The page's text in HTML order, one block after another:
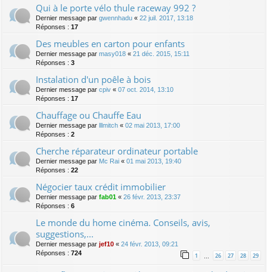
Qui à le porte vélo thule raceway 992 ?
Dernier message par gwennhadu « 22 juil. 2017, 13:18
Réponses : 17
Des meubles en carton pour enfants
Dernier message par masy018 « 21 déc. 2015, 15:11
Réponses : 3
Instalation d'un poêle à bois
Dernier message par cpiv « 07 oct. 2014, 13:10
Réponses : 17
Chauffage ou Chauffe Eau
Dernier message par lllmitch « 02 mai 2013, 17:00
Réponses : 2
Cherche réparateur ordinateur portable
Dernier message par Mc Rai « 01 mai 2013, 19:40
Réponses : 22
Négocier taux crédit immobilier
Dernier message par fab01 « 26 févr. 2013, 23:37
Réponses : 6
Le monde du home cinéma. Conseils, avis,
suggestions,...
Dernier message par jef10 « 24 févr. 2013, 09:21
Réponses : 724 1 … 26 27 28 29